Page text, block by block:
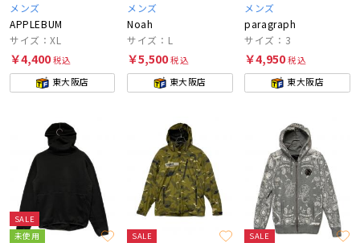
メンズ
APPLEBUM
サイズ：XL
￥4,400税込
東大阪店
メンズ
Noah
サイズ：L
￥5,500税込
東大阪店
メンズ
paragraph
サイズ：3
￥4,950税込
東大阪店
SALE
未使用
SALE SALE